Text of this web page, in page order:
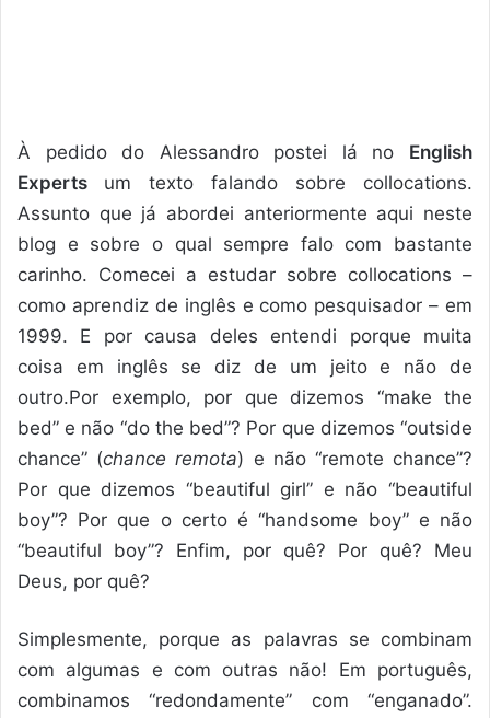
À pedido do Alessandro postei lá no English
Experts um texto falando sobre collocations.
Assunto que já abordei anteriormente aqui neste
blog e sobre o qual sempre falo com bastante
carinho. Comecei a estudar sobre collocations –
como aprendiz de inglês e como pesquisador – em
1999. E por causa deles entendi porque muita
coisa em inglês se diz de um jeito e não de
outro.Por exemplo, por que dizemos “make the
bed” e não “do the bed”? Por que dizemos “outside
chance” (chance remota) e não “remote chance”?
Por que dizemos “beautiful girl” e não “beautiful
boy”? Por que o certo é “handsome boy” e não
“beautiful boy”? Enfim, por quê? Por quê? Meu
Deus, por quê?
Simplesmente, porque as palavras se combinam
com algumas e com outras não! Em português,
combinamos “redondamente” com “enganado”.